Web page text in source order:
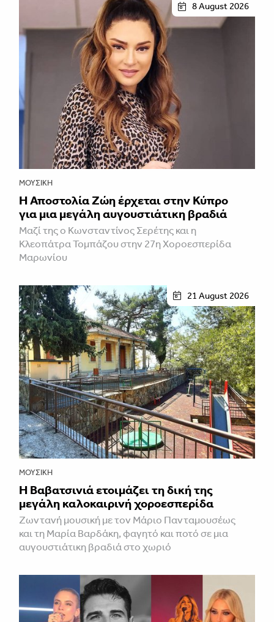
8 August 2026
ΜΟΥΣΙΚΉ
Η Αποστολία Ζώη έρχεται στην Κύπρο
για μια μεγάλη αυγουστιάτικη βραδιά
Μαζί της ο Κωνσταντίνος Σερέτης και η
Κλεοπάτρα Τομπάζου στην 27η Χοροεσπερίδα
Μαρωνίου
21 August 2026
ΜΟΥΣΙΚΉ
Η Βαβατσινιά ετοιμάζει τη δική της
μεγάλη καλοκαιρινή χοροεσπερίδα
Ζωντανή μουσική με τον Μάριο Πανταμουσέως
και τη Μαρία Βαρδάκη, φαγητό και ποτό σε μια
αυγουστιάτικη βραδιά στο χωριό